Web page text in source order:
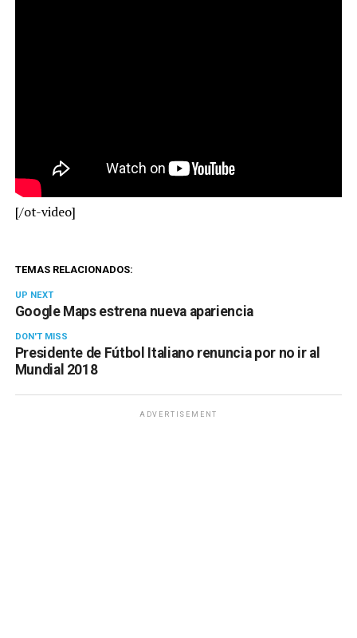
[/ot-video]
TEMAS RELACIONADOS:
UP NEXT
Google Maps estrena nueva apariencia
DON'T MISS
Presidente de Fútbol Italiano renuncia por no ir al
Mundial 2018
ADVERTISEMENT